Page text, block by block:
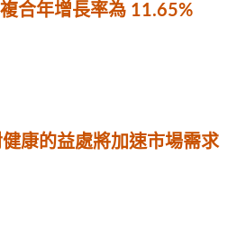
合年增長率為 11.65%
康的益處將加速市場需求